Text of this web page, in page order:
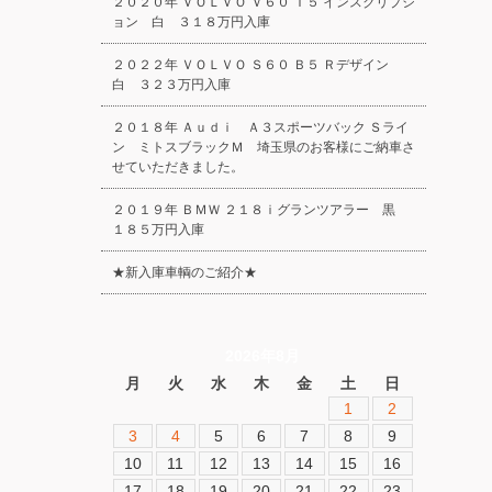
ョン 白 ３１８万円入庫
２０２２年 ＶＯＬＶＯ Ｓ６０ Ｂ５ Ｒデザイン
白 ３２３万円入庫
２０１８年 Ａｕｄｉ Ａ３スポーツバック Ｓライ
ン ミトスブラックＭ 埼玉県のお客様にご納車さ
せていただきました。
２０１９年 ＢＭＷ ２１８ｉグランツアラー 黒
１８５万円入庫
★新入庫車輌のご紹介★
月
火 水 木 金 土
日
1
2
3
4 5 6 7 8
9
10
11 12 13 14 15
16